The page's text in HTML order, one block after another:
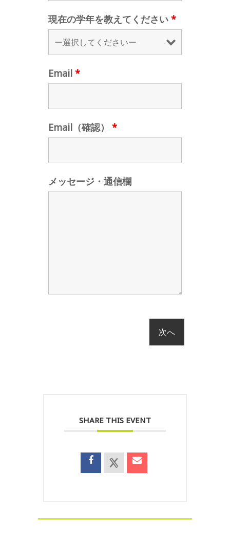
現在の学年を教えてください *
Email *
Email（確認） *
メッセージ・通信欄
SHARE THIS EVENT